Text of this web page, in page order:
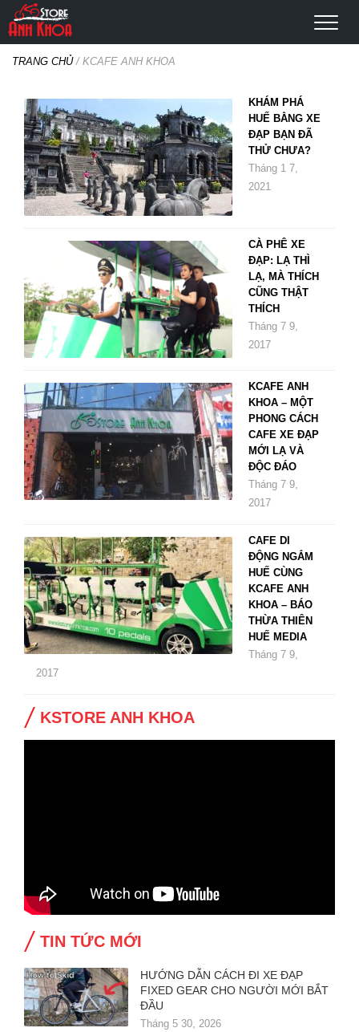
TRANG CHỦ/ KCAFE ANH KHOA
KHÁM PHÁ
HUẾ BẰNG XE
ĐẠP BẠN ĐÃ
THỬ CHƯA?
Tháng 1 7,
2021
CÀ PHÊ XE
ĐẠP: LẠ THÌ
LẠ, MÀ THÍCH
CŨNG THẬT
THÍCH
Tháng 7 9,
2017
KCAFE ANH
KHOA – MỘT
PHONG CÁCH
CAFE XE ĐẠP
MỚI LẠ VÀ
ĐỘC ĐÁO
Tháng 7 9,
2017
CAFE DI
ĐỘNG NGẮM
HUẾ CÙNG
KCAFE ANH
KHOA – BÁO
THỪA THIÊN
HUẾ MEDIA
Tháng 7 9,
2017
KSTORE ANH KHOA
TIN TỨC MỚI
HƯỚNG DẪN CÁCH ĐI XE ĐẠP
FIXED GEAR CHO NGƯỜI MỚI BẮT
ĐẦU
Tháng 5 30, 2026